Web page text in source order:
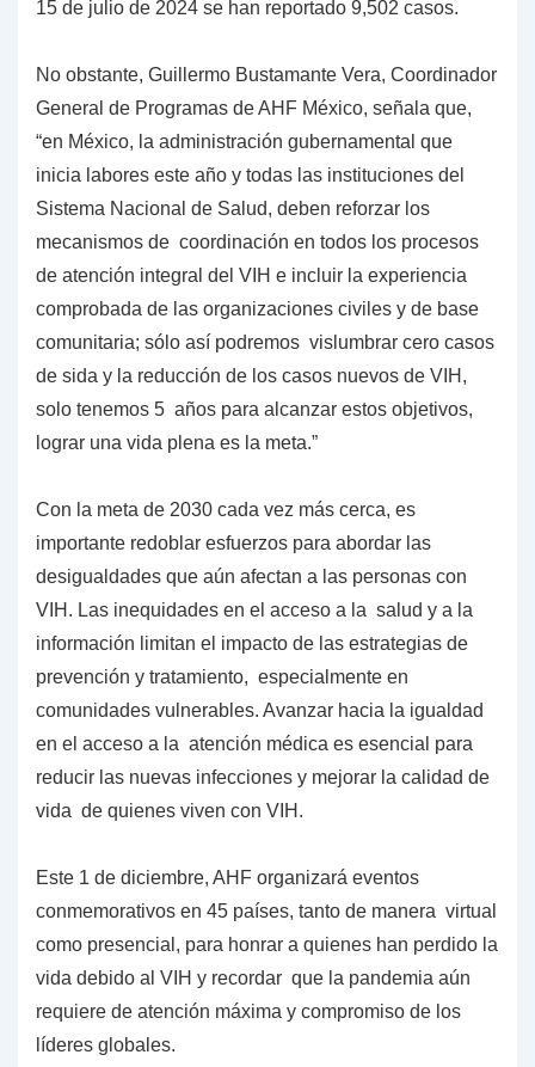
15 de julio de 2024 se han reportado 9,502 casos.
No obstante, Guillermo Bustamante Vera, Coordinador
General de Programas de AHF México, señala que,
“en México, la administración gubernamental que
inicia labores este año y todas las instituciones del
Sistema Nacional de Salud, deben reforzar los
mecanismos de coordinación en todos los procesos
de atención integral del VIH e incluir la experiencia
comprobada de las organizaciones civiles y de base
comunitaria; sólo así podremos vislumbrar cero casos
de sida y la reducción de los casos nuevos de VIH,
solo tenemos 5 años para alcanzar estos objetivos,
lograr una vida plena es la meta.”
Con la meta de 2030 cada vez más cerca, es
importante redoblar esfuerzos para abordar las
desigualdades que aún afectan a las personas con
VIH. Las inequidades en el acceso a la salud y a la
información limitan el impacto de las estrategias de
prevención y tratamiento, especialmente en
comunidades vulnerables. Avanzar hacia la igualdad
en el acceso a la atención médica es esencial para
reducir las nuevas infecciones y mejorar la calidad de
vida de quienes viven con VIH.
Este 1 de diciembre, AHF organizará eventos
conmemorativos en 45 países, tanto de manera virtual
como presencial, para honrar a quienes han perdido la
vida debido al VIH y recordar que la pandemia aún
requiere de atención máxima y compromiso de los
líderes globales.